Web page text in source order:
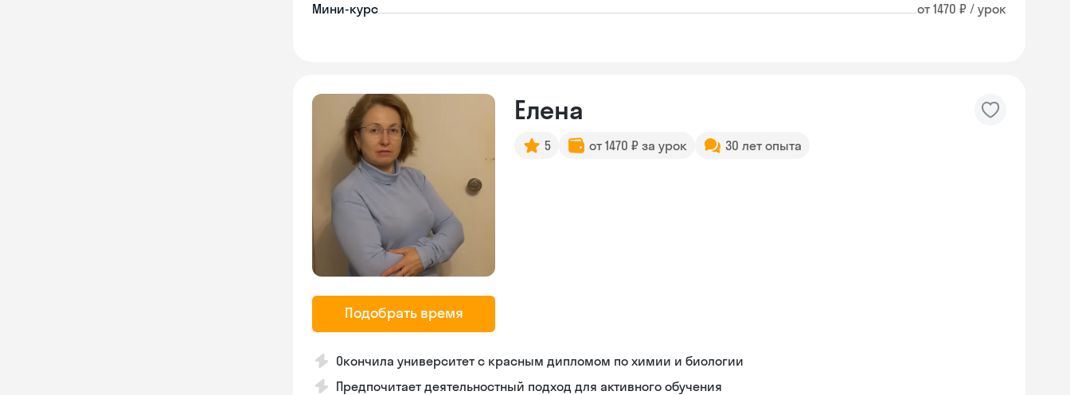
Мини-курс от 1470 ₽ / урок
Подобрать время
Елена
5 от 1470 ₽ за урок 30 лет опыта
Окончила университет с красным дипломом по химии и биологии
Предпочитает деятельностный подход для активного обучения